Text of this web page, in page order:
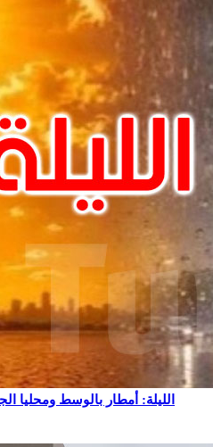
الليلة: أمطار بالوسط ومحليا الجنوب